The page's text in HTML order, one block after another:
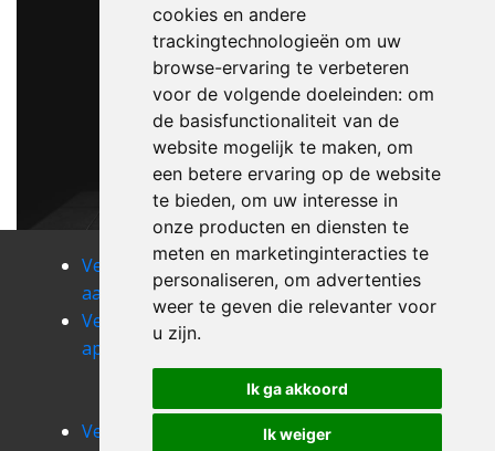
cookies en andere
trackingtechnologieën om uw
browse-ervaring te verbeteren
voor de volgende doeleinden: om
de basisfunctionaliteit van de
website mogelijk te maken, om
een betere ervaring op de website
te bieden, om uw interesse in
onze producten en diensten te
meten en marketinginteracties te
personaliseren, om advertenties
weer te geven die relevanter voor
u zijn.
Ik ga akkoord
Ik weiger
Verhuizen
aalter
Verhuizen
adegem
Verhuizen
afsnee
Verhuizen
appels
Verhuizen
eichem
Verhuizen
Verhuizen
asper
Verhuizen
Verhuizen